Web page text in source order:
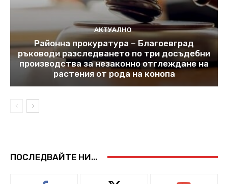
АКТУАЛНО
Районна прокуратура – Благоевград
ръководи разследването по три досъдебни
производства за незаконно отглеждане на
растения от рода на конопа
ПОСЛЕДВАЙТЕ НИ...